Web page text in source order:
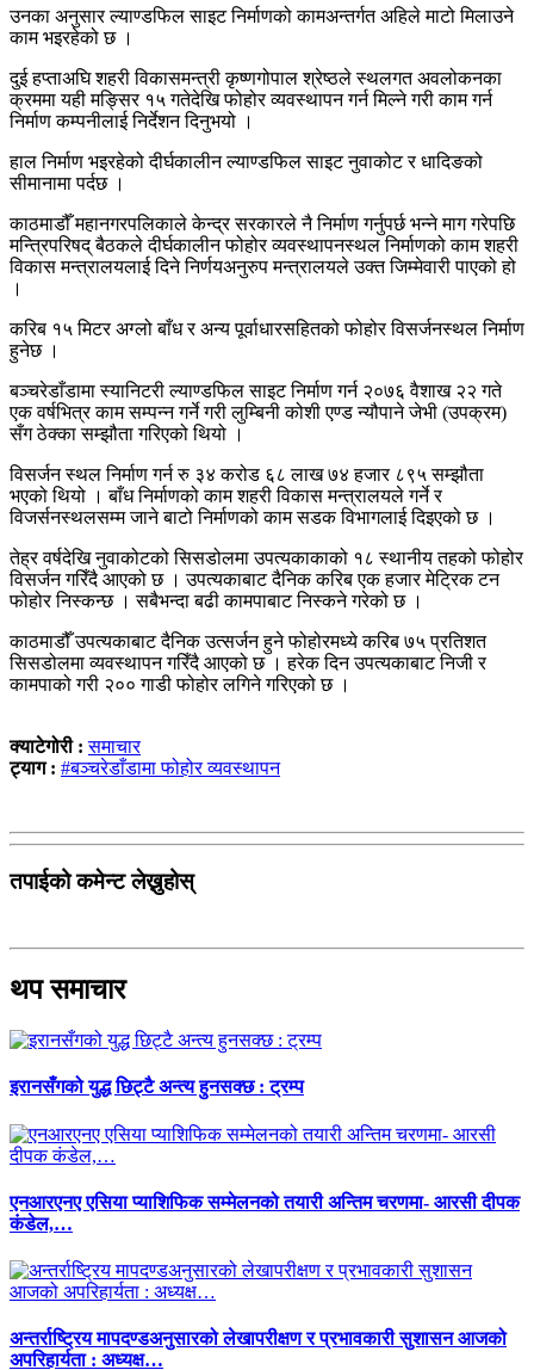
उनका अनुसार ल्याण्डफिल साइट निर्माणको कामअन्तर्गत अहिले माटो मिलाउने
काम भइरहेको छ ।
दुई हप्ताअघि शहरी विकासमन्त्री कृष्णगोपाल श्रेष्ठले स्थलगत अवलोकनका
क्रममा यही मङ्सिर १५ गतेदेखि फोहोर व्यवस्थापन गर्न मिल्ने गरी काम गर्न
निर्माण कम्पनीलाई निर्देशन दिनुभयो ।
हाल निर्माण भइरहेको दीर्घकालीन ल्याण्डफिल साइट नुवाकोट र धादिङको
सीमानामा पर्दछ ।
काठमाडौँ महानगरपलिकाले केन्द्र सरकारले नै निर्माण गर्नुपर्छ भन्ने माग गरेपछि
मन्त्रिपरिषद् बैठकले दीर्घकालीन फोहोर व्यवस्थापनस्थल निर्माणको काम शहरी
विकास मन्त्रालयलाई दिने निर्णयअनुरुप मन्त्रालयले उक्त जिम्मेवारी पाएको हो
।
करिब १५ मिटर अग्लो बाँध र अन्य पूर्वाधारसहितको फोहोर विसर्जनस्थल निर्माण
हुनेछ ।
बञ्चरेडाँडामा स्यानिटरी ल्याण्डफिल साइट निर्माण गर्न २०७६ वैशाख २२ गते
एक वर्षभित्र काम सम्पन्न गर्ने गरी लुम्बिनी कोशी एण्ड न्यौपाने जेभी (उपक्रम)
सँग ठेक्का सम्झौता गरिएको थियो ।
विसर्जन स्थल निर्माण गर्न रु ३४ करोड ६८ लाख ७४ हजार ८९५ सम्झौता
भएको थियो । बाँध निर्माणको काम शहरी विकास मन्त्रालयले गर्ने र
विजर्सनस्थलसम्म जाने बाटो निर्माणको काम सडक विभागलाई दिइएको छ ।
तेह्र वर्षदेखि नुवाकोटको सिसडोलमा उपत्यकाकाको १८ स्थानीय तहको फोहोर
विसर्जन गरिँदै आएको छ । उपत्यकाबाट दैनिक करिब एक हजार मेट्रिक टन
फोहोर निस्कन्छ । सबैभन्दा बढी कामपाबाट निस्कने गरेको छ ।
काठमाडौँ उपत्यकाबाट दैनिक उत्सर्जन हुने फोहोरमध्ये करिब ७५ प्रतिशत
सिसडोलमा व्यवस्थापन गरिँदै आएको छ । हरेक दिन उपत्यकाबाट निजी र
कामपाको गरी २०० गाडी फोहोर लगिने गरिएको छ ।
क्याटेगोरी :समाचार
ट्याग : #बञ्चरेडाँडामा फोहोर व्यवस्थापन
तपाईको कमेन्ट लेख्नुहोस्
थप समाचार
इरानसँगको युद्ध छिट्टै अन्त्य हुनसक्छ : ट्रम्प
एनआरएनए एसिया प्याशिफिक सम्मेलनको तयारी अन्तिम चरणमा- आरसी दीपक
कंडेल,…
अन्तर्राष्ट्रिय मापदण्डअनुसारको लेखापरीक्षण र प्रभावकारी सुशासन आजको
अपरिहार्यता : अध्यक्ष…